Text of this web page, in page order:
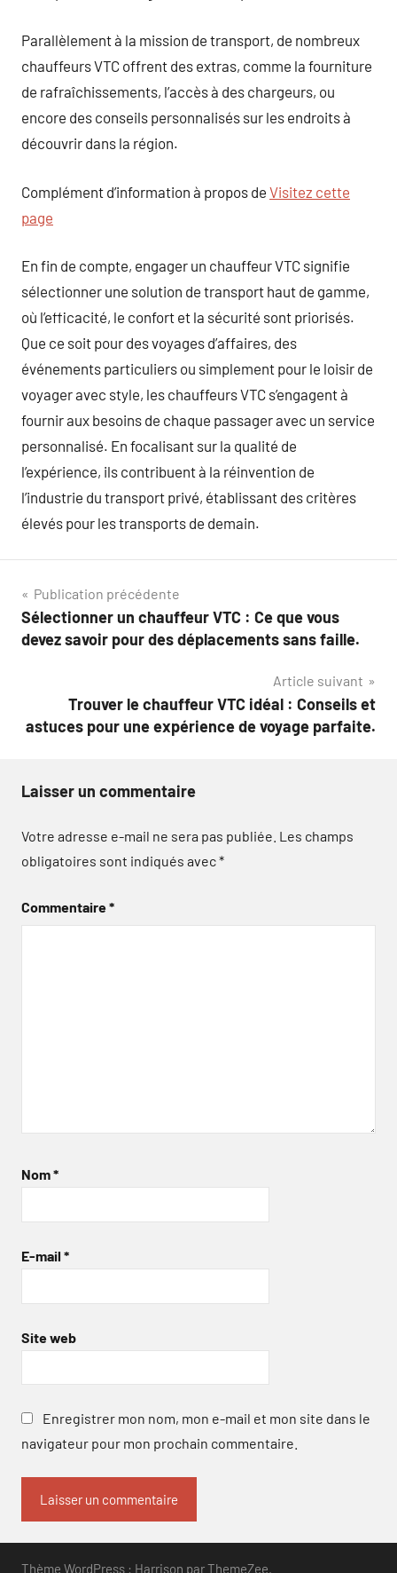
Parallèlement à la mission de transport, de nombreux
chauffeurs VTC offrent des extras, comme la fourniture
de rafraîchissements, l’accès à des chargeurs, ou
encore des conseils personnalisés sur les endroits à
découvrir dans la région.
Complément d’information à propos de Visitez cette
page
En fin de compte, engager un chauffeur VTC signifie
sélectionner une solution de transport haut de gamme,
où l’efficacité, le confort et la sécurité sont priorisés.
Que ce soit pour des voyages d’affaires, des
événements particuliers ou simplement pour le loisir de
voyager avec style, les chauffeurs VTC s’engagent à
fournir aux besoins de chaque passager avec un service
personnalisé. En focalisant sur la qualité de
l’expérience, ils contribuent à la réinvention de
l’industrie du transport privé, établissant des critères
élevés pour les transports de demain.
Navigation
de
Publication précédente
Sélectionner un chauffeur VTC : Ce que vous
devez savoir pour des déplacements sans faille.
Article suivant
Trouver le chauffeur VTC idéal : Conseils et
astuces pour une expérience de voyage parfaite.
Laisser un commentaire
Votre adresse e-mail ne sera pas publiée. Les champs
obligatoires sont indiqués avec*
Commentaire*
Nom*
E-mail *
Site web
Enregistrer mon nom, mon e-mail et mon site dans le
navigateur pour mon prochain commentaire.
Thème WordPress : Harrison par ThemeZee.